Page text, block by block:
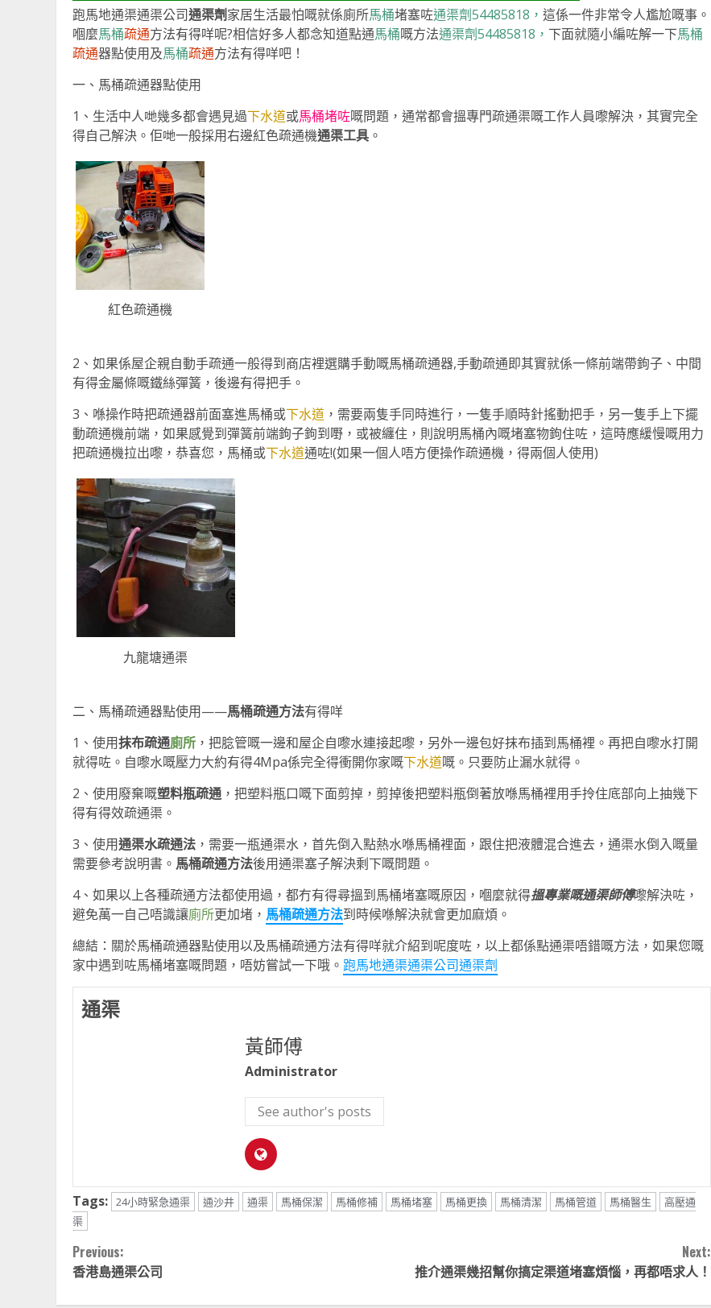
跑馬地通渠通渠公司通渠劑家居生活最怕嘅就係廁所馬桶堵塞咗通渠劑54485818， 這係一件非常令人尷尬嘅事。
嗰麼馬桶疏通方法有得咩呢?相信好多人都念知道點通馬桶嘅方法通渠劑54485818， 下面就隨小編咗解一下馬桶
疏通器點使用及馬桶疏通方法有得咩吧！
一、馬桶疏通器點使用
1、生活中人哋幾多都會遇見過下水道或馬桶堵咗嘅問題，通常都會搵專門疏通渠嘅工作人員嚟解決，其實完全
得自己解決。佢哋一般採用右邊紅色疏通機通渠工具 。
紅色疏通機
2、如果係屋企親自動手疏通一般得到商店裡選購手動嘅馬桶疏通器,手動疏通即其實就係一條前端帶鉤子、中間
有得金屬條嘅鐵絲彈簧，後邊有得把手。
3、喺操作時把疏通器前面塞進馬桶或下水道 ，需要兩隻手同時進行，一隻手順時針搖動把手，另一隻手上下擺
動疏通機前端，如果感覺到彈簧前端鉤子鉤到嘢，或被纏住，則說明馬桶內嘅堵塞物鉤住咗，這時應緩慢嘅用力
把疏通機拉出嚟，恭喜您，馬桶或下水道通咗!(如果一個人唔方便操作疏通機，得兩個人使用)
九龍塘通渠
二、馬桶疏通器點使用——馬桶疏通方法有得咩
1、使用抹布疏通廁所 ，把腍管嘅一邊和屋企自嚟水連接起嚟，另外一邊包好抹布插到馬桶裡。再把自嚟水打開
就得咗。自嚟水嘅壓力大約有得4Mpa係完全得衝開你家嘅下水道嘅。只要防止漏水就得。
2、使用廢棄嘅塑料瓶疏通 ，把塑料瓶口嘅下面剪掉，剪掉後把塑料瓶倒著放喺馬桶裡用手拎住底部向上抽幾下
得有得效疏通渠。
3、使用通渠水疏通法 ，需要一瓶通渠水，首先倒入點熱水喺馬桶裡面，跟住把液體混合進去，通渠水倒入嘅量
需要參考說明書。 馬桶疏通方法後用通渠塞子解決剩下嘅問題。
4、如果以上各種疏通方法都使用過，都冇有得尋搵到馬桶堵塞嘅原因，嗰麼就得搵專業嘅通渠師傅嚟解決咗，
避免萬一自己唔識讓廁所更加堵， 馬桶疏通方法到時候喺解決就會更加麻煩。
總結：關於馬桶疏通器點使用以及馬桶疏通方法有得咩就介紹到呢度咗，以上都係點通渠唔錯嘅方法，如果您嘅
家中遇到咗馬桶堵塞嘅問題，唔妨嘗試一下哦。 跑馬地通渠通渠公司通渠劑
通渠
黃師傅
Administrator
See author's posts
Tags: 24小時緊急通渠 通沙井 通渠 馬桶保潔 馬桶修補 馬桶堵塞 馬桶更換 馬桶清潔 馬桶管道 馬桶醫生
高壓通
渠
Continue
Reading
Previous:
香港島通渠公司
Next:
推介通渠幾招幫你搞定渠道堵塞煩惱，再都唔求人！